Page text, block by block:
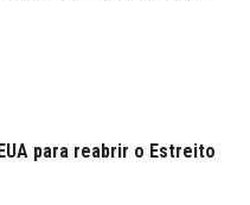
para reabrir o Estreito